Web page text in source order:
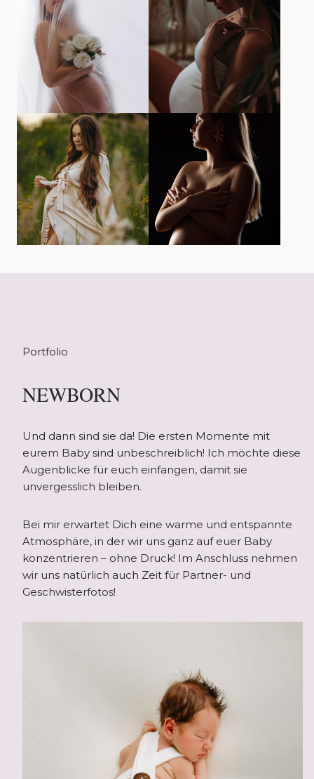
Portfolio
NEWBORN
Und dann sind sie da! Die ersten Momente mit
eurem Baby sind unbeschreiblich! Ich möchte diese
Augenblicke für euch einfangen, damit sie
unvergesslich bleiben.
Bei mir erwartet Dich eine warme und entspannte
Atmosphäre, in der wir uns ganz auf euer Baby
konzentrieren – ohne Druck! Im Anschluss nehmen
wir uns natürlich auch Zeit für Partner- und
Geschwisterfotos!